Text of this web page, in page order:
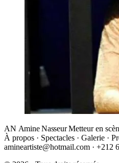
AN Amine Nasseur Metteur en
À propos · Spectacles · Galerie ·
amineartiste@hotmail.com · +212